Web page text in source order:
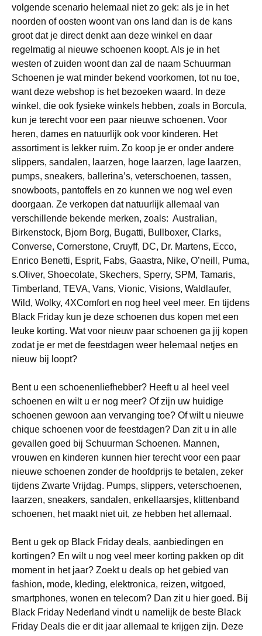
volgende scenario helemaal niet zo gek: als je in het
noorden of oosten woont van ons land dan is de kans
groot dat je direct denkt aan deze winkel en daar
regelmatig al nieuwe schoenen koopt. Als je in het
westen of zuiden woont dan zal de naam Schuurman
Schoenen je wat minder bekend voorkomen, tot nu toe,
want deze webshop is het bezoeken waard. In deze
winkel, die ook fysieke winkels hebben, zoals in Borcula,
kun je terecht voor een paar nieuwe schoenen. Voor
heren, dames en natuurlijk ook voor kinderen. Het
assortiment is lekker ruim. Zo koop je er onder andere
slippers, sandalen, laarzen, hoge laarzen, lage laarzen,
pumps, sneakers, ballerina’s, veterschoenen, tassen,
snowboots, pantoffels en zo kunnen we nog wel even
doorgaan. Ze verkopen dat natuurlijk allemaal van
verschillende bekende merken, zoals: Australian,
Birkenstock, Bjorn Borg, Bugatti, Bullboxer, Clarks,
Converse, Cornerstone, Cruyff, DC, Dr. Martens, Ecco,
Enrico Benetti, Esprit, Fabs, Gaastra, Nike, O’neill, Puma,
s.Oliver, Shoecolate, Skechers, Sperry, SPM, Tamaris,
Timberland, TEVA, Vans, Vionic, Visions, Waldlaufer,
Wild, Wolky, 4XComfort en nog heel veel meer. En tijdens
Black Friday kun je deze schoenen dus kopen met een
leuke korting. Wat voor nieuw paar schoenen ga jij kopen
zodat je er met de feestdagen weer helemaal netjes en
nieuw bij loopt?
Bent u een schoenenliefhebber? Heeft u al heel veel
schoenen en wilt u er nog meer? Of zijn uw huidige
schoenen gewoon aan vervanging toe? Of wilt u nieuwe
chique schoenen voor de feestdagen? Dan zit u in alle
gevallen goed bij Schuurman Schoenen. Mannen,
vrouwen en kinderen kunnen hier terecht voor een paar
nieuwe schoenen zonder de hoofdprijs te betalen, zeker
tijdens Zwarte Vrijdag. Pumps, slippers, veterschoenen,
laarzen, sneakers, sandalen, enkellaarsjes, klittenband
schoenen, het maakt niet uit, ze hebben het allemaal.
Bent u gek op Black Friday deals, aanbiedingen en
kortingen? En wilt u nog veel meer korting pakken op dit
moment in het jaar? Zoekt u deals op het gebied van
fashion, mode, kleding, elektronica, reizen, witgoed,
smartphones, wonen en telecom? Dan zit u hier goed. Bij
Black Friday Nederland vindt u namelijk de beste Black
Friday Deals die er dit jaar allemaal te krijgen zijn. Deze